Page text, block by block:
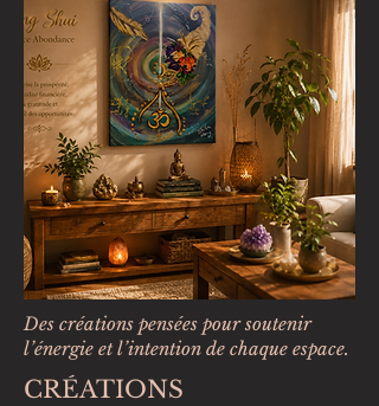
Des créations pensées pour soutenir
l’énergie et l’intention de chaque espace.
CRÉATIONS